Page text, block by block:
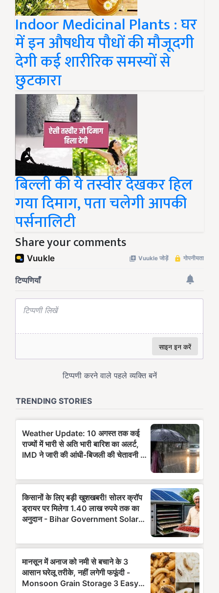
Indoor Medicinal Plants : घर
में इन औषधीय पौधों की मौजूदगी
देगी कई शारीरिक समस्यों से
छुटकारा
बिल्ली की ये तस्वीर देखकर हिल
गया दिमाग, पता चलेगी आपकी
पर्सनालिटी
Share your comments